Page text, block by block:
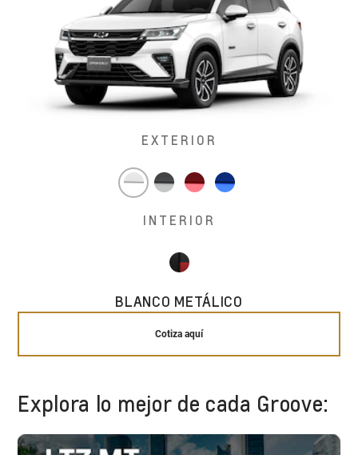
EXTERIOR
INTERIOR
BLANCO METÁLICO
Cotiza aquí
Explora lo mejor de cada Groove: